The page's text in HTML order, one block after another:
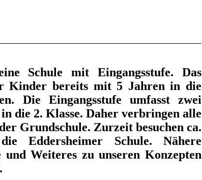
Schule mit Eingangsstufe. Das
Kinder bereits mit 5 Jahren in die
Die Eingangsstufe umfasst zwei
die 2. Klasse. Daher verbringen alle
Grundschule. Zurzeit besuchen ca.
Eddersheimer Schule. Nähere
Weiteres zu unseren Konzepten